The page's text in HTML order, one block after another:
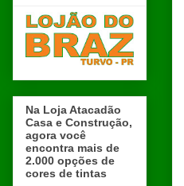
Na Loja Atacadão
Casa e Construção,
agora você
encontra mais de
2.000 opções de
cores de tintas